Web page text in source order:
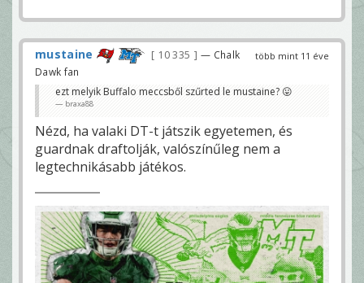
több mint 11 éve
mustaine 10 335
— Chalk
Dawk fan
ezt melyik Buffalo meccsből szűrted le mustaine? 😛
braxa88
Nézd, ha valaki DT-t játszik egyetemen, és
guardnak draftolják, valószínűleg nem a
legtechnikásabb játékos.